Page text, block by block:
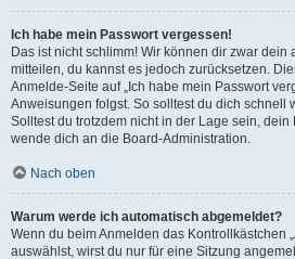
Ich habe mein Passwort vergessen!
Das ist nicht schlimm! Wir können dir zwar dein
mitteilen, du kannst es jedoch zurücksetzen.
Anmelde-Seite auf „Ich habe mein Passwort
Anweisungen folgst. So solltest du dich schnell
Solltest du trotzdem nicht in der Lage sein, dein
wende dich an die Board-Administration.
Nach oben
Warum werde ich automatisch abgemeldet?
Wenn du beim Anmelden das Kontrollkästchen
auswählst, wirst du nur für eine Sitzung